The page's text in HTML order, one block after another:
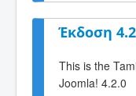
Έκδοση
This is the
Joomla! 4.2.0